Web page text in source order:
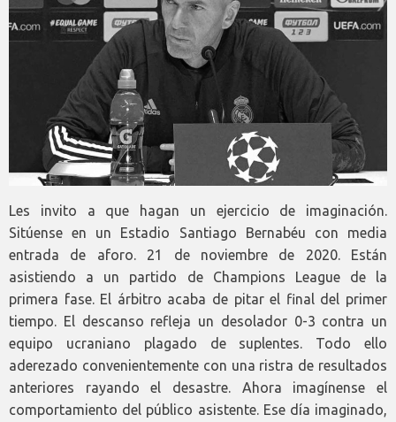
Les invito a que hagan un ejercicio de imaginación.
Sitúense en un Estadio Santiago Bernabéu con media
entrada de aforo. 21 de noviembre de 2020. Están
asistiendo a un partido de Champions League de la
primera fase. El árbitro acaba de pitar el final del primer
tiempo. El descanso refleja un desolador 0-3 contra un
equipo ucraniano plagado de suplentes. Todo ello
aderezado convenientemente con una ristra de resultados
anteriores rayando el desastre. Ahora imagínense el
comportamiento del público asistente. Ese día imaginado,